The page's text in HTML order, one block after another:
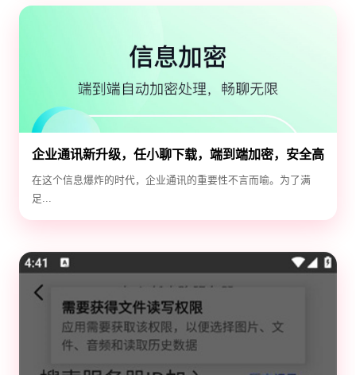
企业通讯新升级，任小聊下载，端到端加密，安全高
效！
在这个信息爆炸的时代，企业通讯的重要性不言而喻。为了满
足...